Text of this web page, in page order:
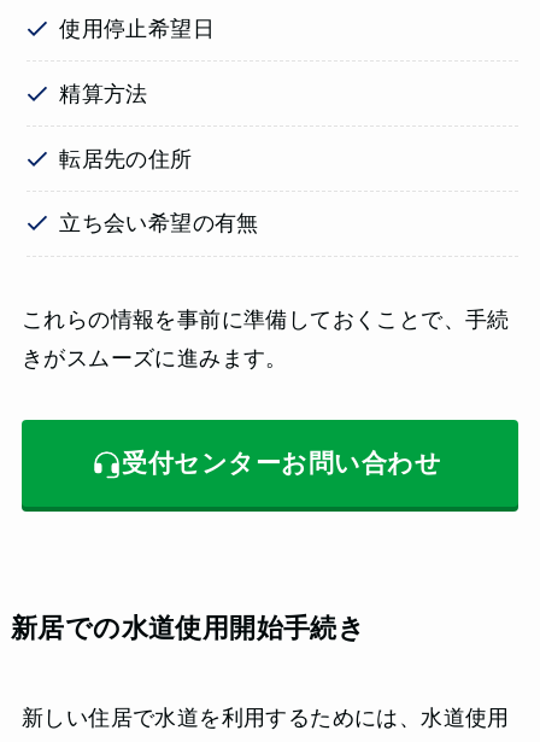
使用停止希望日
精算方法
転居先の住所
立ち会い希望の有無
これらの情報を事前に準備しておくことで、手続
きがスムーズに進みます。
受付センターお問い合わせ
新居での水道使用開始手続き
新しい住居で水道を利用するためには、水道使用